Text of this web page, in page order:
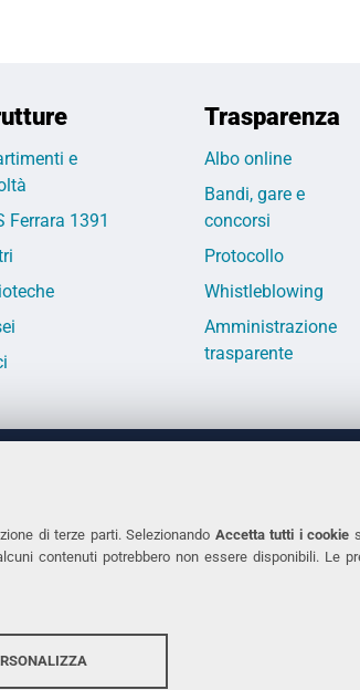
di terze parti. Selezionando Accetta tutti i cookie
contenuti potrebbero non essere disponibili. Le
e
Ferrara 1391
Trasparenza
Albo online
Bandi, gare e
concorsi
Protocollo
Whistleblowing
Amministrazione
trasparente
Tel. +39 0532 293111
Fax. +39 0532 293031